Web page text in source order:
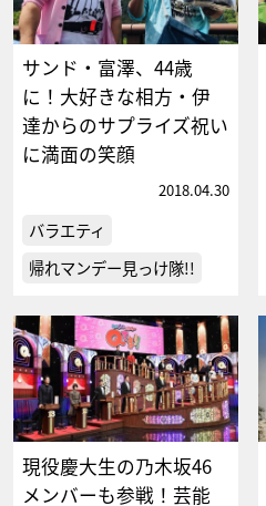
サンド・富澤、44歳
に！大好きな相方・伊
達からのサプライズ祝い
に満面の笑顔
2018.04.30
バラエティ
帰れマンデー見っけ隊!!
現役慶大生の乃木坂46
メンバーも参戦！芸能